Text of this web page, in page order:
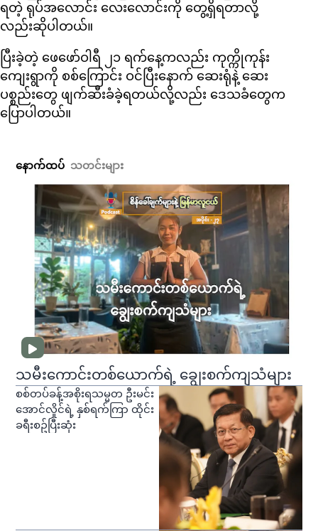
ရတဲ့ ရုပ်အလောင်း လေးလောင်းကို တွေ့ရှိရတာလို့
လည်းဆိုပါတယ်။
ပြီးခဲ့တဲ့ ဖေဖော်ဝါရီ ၂၁ ရက်နေ့ကလည်း ကုက္ကိုကုန်း
ကျေးရွာကို စစ်ကြောင်း ဝင်ပြီးနောက် ဆေးရုံနဲ့ ဆေး
ပစ္စည်းတွေ ဖျက်ဆီးခံခဲ့ရတယ်လို့လည်း ဒေသခံတွေက
ပြောပါတယ်။
နောက်ထပ် သတင်းများ
သမီးကောင်းတစ်ယောက်ရဲ့ ချွေးစက်ကျသံများ
စစ်တပ်ခန့်အစိုးရသမ္မတ ဦးမင်း
အောင်လှိုင်ရဲ့ နှစ်ရက်ကြာ ထိုင်း
ခရီးစဥ်ပြီးဆုံး